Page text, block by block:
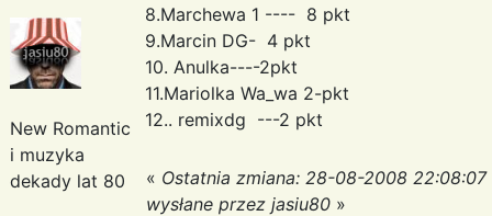
New Romantic
i muzyka
dekady lat 80
8.Marchewa 1 ---- 8 pkt
9.Marcin DG- 4 pkt
10. Anulka----2pkt
11.Mariolka Wa_wa 2-pkt
12.. remixdg ---2 pkt
« Ostatnia zmiana: 28-08-2008 22:08:07
wysłane przez jasiu80 »